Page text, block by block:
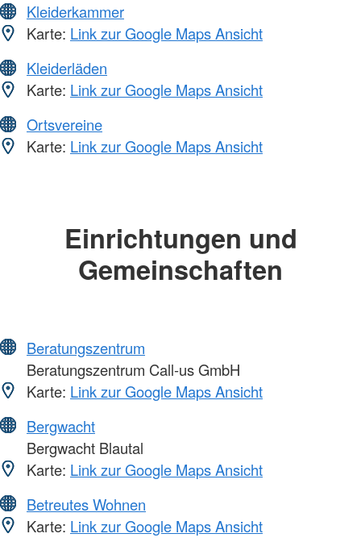
Kleiderkammer
Karte: Link zur Google Maps Ansicht
Kleiderläden
Karte: Link zur Google Maps Ansicht
Ortsvereine
Karte: Link zur Google Maps Ansicht
Einrichtungen und
Gemeinschaften
Beratungszentrum
Beratungszentrum Call-us GmbH
Karte: Link zur Google Maps Ansicht
Bergwacht
Bergwacht Blautal
Karte: Link zur Google Maps Ansicht
Betreutes Wohnen
Karte: Link zur Google Maps Ansicht